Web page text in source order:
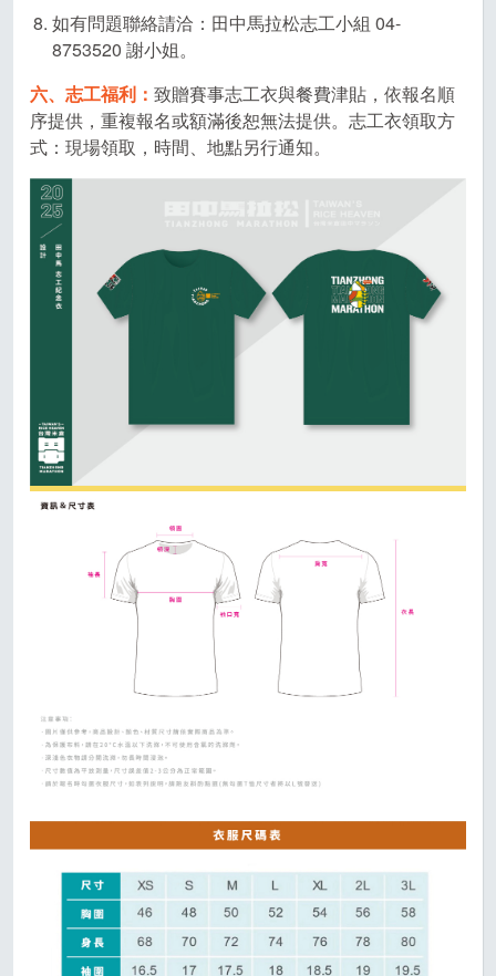
如有問題聯絡請洽：田中馬拉松志工小組 04-
8753520 謝小姐。
六、志工福利： 致贈賽事志工衣與餐費津貼，依報名順
序提供，重複報名或額滿後恕無法提供。志工衣領取方
式：現場領取，時間、地點另行通知。